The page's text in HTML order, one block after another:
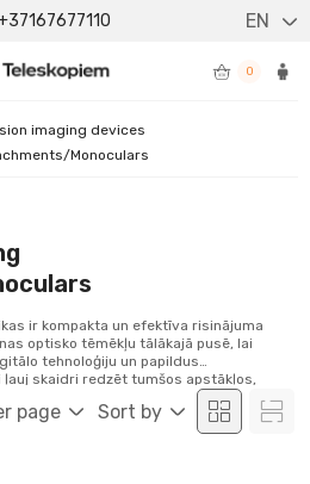
EN
0
imaging devices
Monoculars
page Sort by
ir kompakta un efektīva risinājuma
optisko tēmēkļu tālākajā pusē, lai
tehnoloģiju un papildus
skaidri redzēt tumšos apstākļos,
drošību medībās vai citās nakts